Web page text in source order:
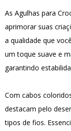
As Agulhas para
aprimorar suas
a qualidade que
um toque suave e
garantindo
Com cabos
destacam pelo
tipos de fios.